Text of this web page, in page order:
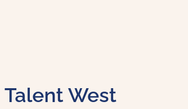
Talent West